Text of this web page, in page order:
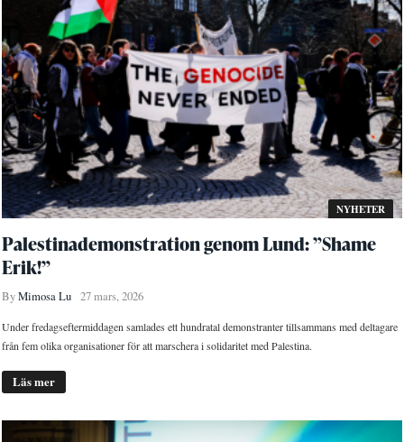
NYHETER
Palestinademonstration genom Lund: ”Shame
Erik!”
ByMimosa Lu 27 mars, 2026
Under fredagseftermiddagen samlades ett hundratal demonstranter tillsammans med deltagare
från fem olika organisationer för att marschera i solidaritet med Palestina.
Läs mer